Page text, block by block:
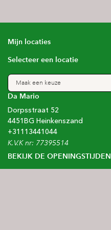
Mijn locaties
Selecteer een locatie
Maak een keuze
Da Mario
Dorpsstraat 52
4451BG Heinkenszand
+31 113441044
K.V.K nr: 77395514
BEKIJK DE OPENINGSTIJDEN